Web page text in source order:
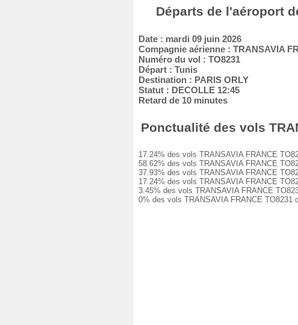
Départs de l'aéroport
Date : mardi 09 juin 2026
Compagnie aérienne : TRANSAVIA
Numéro du vol : TO8231
Départ : Tunis
Destination : PARIS ORLY
Statut : DECOLLE 12:45
Retard de 10 minutes
Ponctualité des vols
17.24% des vols TRANSAVIA FRANCE
58.62% des vols TRANSAVIA FRANCE
37.93% des vols TRANSAVIA FRANCE
17.24% des vols TRANSAVIA FRANCE
3.45% des vols TRANSAVIA FRANCE
0% des vols TRANSAVIA FRANCE TO8231